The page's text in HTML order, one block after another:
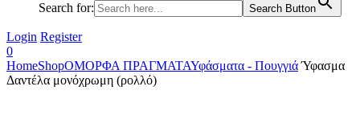
Search for: Search Button
Login Register
0
HomeShopΟΜΟΡΦΑ ΠΡΑΓΜΑΤΑΥφάσματα - ΠουγγιάΎφασμα
Δαντέλα μονόχρωμη (ρολλό)